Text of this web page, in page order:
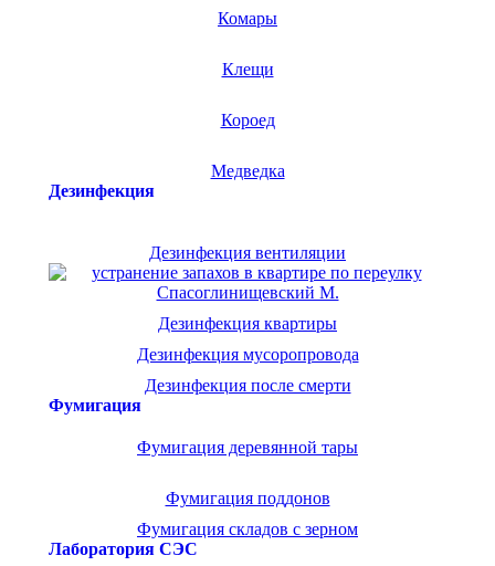
Комары
Клещи
Короед
Медведка
Дезинфекция
Дезинфекция вентиляции
Дезинфекция квартиры
Дезинфекция мусоропровода
Дезинфекция после смерти
Фумигация
Фумигация деревянной тары
Фумигация поддонов
Фумигация складов с зерном
Лаборатория СЭС